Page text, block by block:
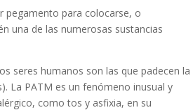
pegamento para colocarse, o
una de las numerosas sustancias
seres humanos son las que padecen la
La PATM es un fenómeno inusual y
como tos y asfixia, en su